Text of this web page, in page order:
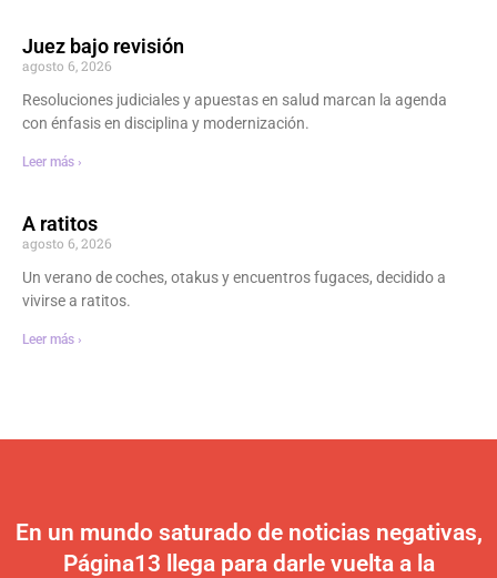
Juez bajo revisión
agosto 6, 2026
Resoluciones judiciales y apuestas en salud marcan la agenda
con énfasis en disciplina y modernización.
Leer más ›
A ratitos
agosto 6, 2026
Un verano de coches, otakus y encuentros fugaces, decidido a
vivirse a ratitos.
Leer más ›
En un mundo saturado de noticias negativas,
Página13 llega para darle vuelta a la